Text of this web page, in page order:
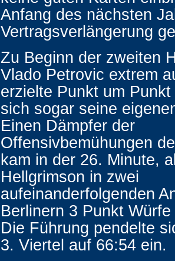
Anfang des nächsten
Vertragsverlängerung
Zu Beginn der zweiten
Vlado Petrovic extrem
erzielte Punkt um
sich sogar seine
Einen Dämpfer der
Offensivbemühungen
kam in der 26. Minute,
Hellgrimson in zwei
aufeinanderfolgenden
Berlinern 3 Punkt
Die Führung pendelte
3. Viertel auf 66:54 ein.